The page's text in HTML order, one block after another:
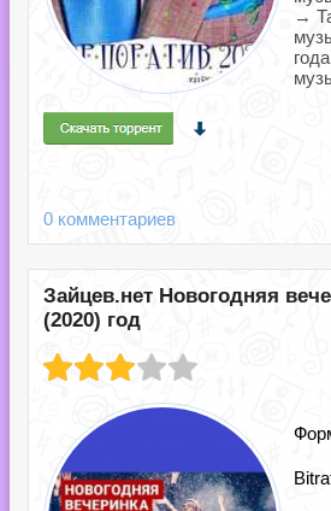
→
0 комментариев
Зайцев.нет Новогодняя
(2020) год